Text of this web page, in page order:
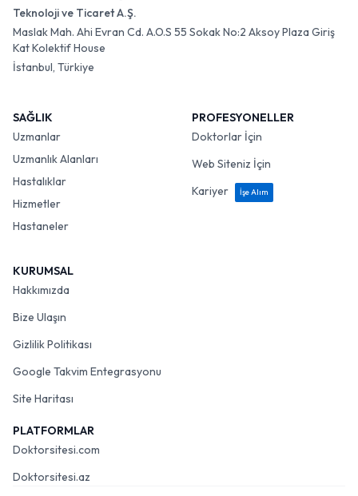
Teknoloji ve Ticaret A.Ş.
Maslak Mah. Ahi Evran Cd. A.O.S 55 Sokak No:2 Aksoy Plaza Giriş
Kat Kolektif House
İstanbul, Türkiye
SAĞLIK
Uzmanlar
Uzmanlık Alanları
Hastalıklar
Hizmetler
Hastaneler
PROFESYONELLER
Doktorlar İçin
Web Siteniz İçin
Kariyer
İşe Alım
KURUMSAL
Hakkımızda
Bize Ulaşın
Gizlilik Politikası
Google Takvim Entegrasyonu
Site Haritası
PLATFORMLAR
Doktorsitesi.com
Doktorsitesi.az